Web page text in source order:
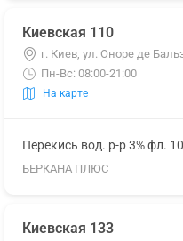
Киевская 110
г. Киев, ул. Оноре де
Пн-Вс: 08:00-21:00
На карте
Перекись вод. р-р 3% фл.
БЕРКАНА ПЛЮС
Киевская 133